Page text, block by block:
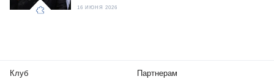
16 ИЮНЯ 2026
Клуб Партнерам